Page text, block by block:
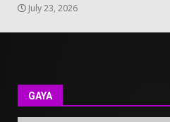
July 23, 2026
GAYA